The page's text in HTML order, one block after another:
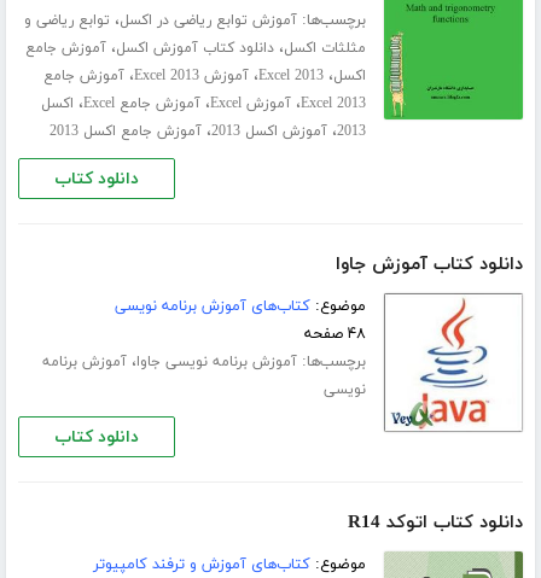
برچسب‌ها:آموزش توابع ریاضی در اکسل، توابع ریاضی و
مثلثات اکسل،دانلود کتاب آموزش اکسل،آموزش جامع
اکسل،Excel 2013،آموزش Excel 2013 ،آموزش جامع
Excel 2013،آموزش Excel ،آموزش جامع Excel ، اکسل
2013،آموزش اکسل 2013 ،آموزش جامع اکسل 2013
دانلود کتاب
دانلود کتاب آموزش جاوا
موضوع:کتاب‌های آموزش برنامه نویسی
۴۸ صفحه
برچسب‌ها:آموزش برنامه نویسی جاوا،آموزش برنامه
نویسی
دانلود کتاب
دانلود کتاب اتوکد R14
موضوع:کتاب‌های آموزش و ترفند کامپیوتر